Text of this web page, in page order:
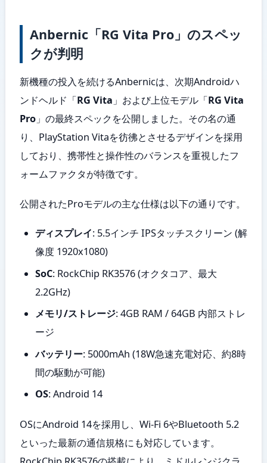
Anbernic「RG Vita Pro」のスペッ
クが判明
新機種の投入を続けるAnbernicは、次期Androidハ
ンドヘルド「RG Vita 」および上位モデル「RG Vita
Pro 」の最終スペックを公開しました。その名の通
り、PlayStation Vitaを彷彿とさせるデザインを採用
しており、携帯性と操作性のバランスを重視したフ
ォームファクタが特徴です。
公開されたProモデルの主な仕様は以下の通りです。
ディスプレイ: 5.5インチ IPSタッチスクリーン (解
像度 1920x1080)
SoC: RockChip RK3576 (オクタコア、最大
2.2GHz)
メモリ/ストレージ: 4GB RAM / 64GB 内部ストレ
ージ
バッテリー: 5000mAh (18W急速充電対応、約8時
間の駆動が可能)
OS: Android 14
OSにAndroid 14を採用し、Wi-Fi 6やBluetooth 5.2
といった最新の通信規格にも対応しています。